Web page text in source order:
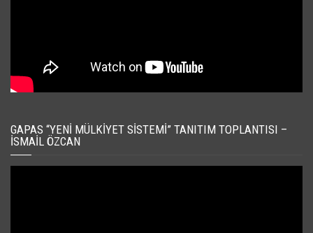
GAPAS “YENI MÜLKIYET SISTEMI” TANITIM TOPLANTISI –
İSMAIL ÖZCAN